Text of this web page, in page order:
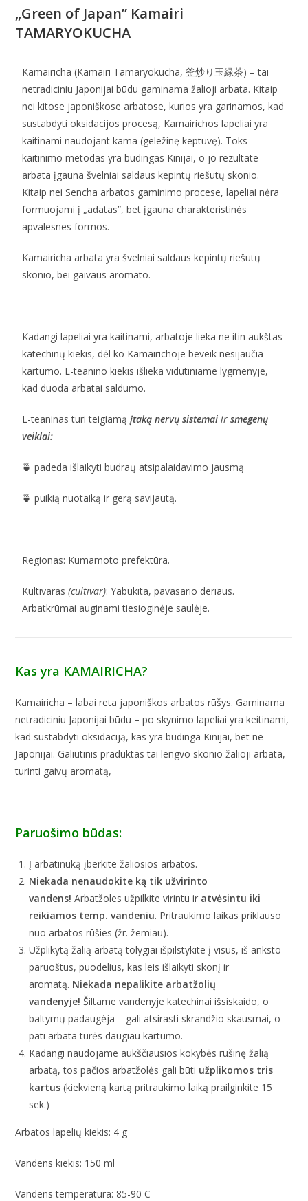
„Green of Japan” Kamairi
TAMARYOKUCHA
Kamairicha (Kamairi Tamaryokucha, 釜炒り玉緑茶) – tai
netradiciniu Japonijai būdu gaminama žalioji arbata. Kitaip
nei kitose japoniškose arbatose, kurios yra garinamos, kad
sustabdyti oksidacijos procesą, Kamairichos lapeliai yra
kaitinami naudojant kama (geležinę keptuvę). Toks
kaitinimo metodas yra būdingas Kinijai, o jo rezultate
arbata įgauna švelniai saldaus kepintų riešutų skonio.
Kitaip nei Sencha arbatos gaminimo procese, lapeliai nėra
formuojami į „adatas”, bet įgauna charakteristinės
apvalesnes formos.
Kamairicha arbata yra švelniai saldaus kepintų riešutų
skonio, bei gaivaus aromato.
Kadangi lapeliai yra kaitinami, arbatoje lieka ne itin aukštas
katechinų kiekis, dėl ko Kamairichoje beveik nesijaučia
kartumo. L-teanino kiekis išlieka vidutiniame lygmenyje,
kad duoda arbatai saldumo.
L-teaninas turi teigiamąįtaką nervų sistemai irsmegenų
veiklai:
🍵 padeda išlaikyti budraų atsipalaidavimo jausmą
🍵 puikią nuotaiką ir gerą savijautą.
Regionas: Kumamoto prefektūra.
Kultivaras(cultivar): Yabukita, pavasario deriaus.
Arbatkrūmai auginami tiesioginėje saulėje.
Kas yra KAMAIRICHA?
Kamairicha – labai reta japoniškos arbatos rūšys. Gaminama
netradiciniu Japonijai būdu – po skynimo lapeliai yra keitinami,
kad sustabdyti oksidaciją, kas yra būdinga Kinijai, bet ne
Japonijai. Galiutinis praduktas tai lengvo skonio žalioji arbata,
turinti gaivų aromatą,
Paruošimo būdas:
Į arbatinuką įberkite žaliosios arbatos.
Niekada nenaudokite ką tik užvirinto
vandens! Arbatžoles užpilkite virintu ir atvėsintu iki
reikiamos temp. vandeniu. Pritraukimo laikas priklauso
nuo arbatos rūšies (žr. žemiau).
Užplikytą žalią arbatą tolygiai išpilstykite į visus, iš anksto
paruoštus, puodelius, kas leis išlaikyti skonį ir
aromatą. Niekada nepalikite arbatžolių
vandenyje! Šiltame vandenyje katechinai išsiskaido, o
baltymų padaugėja – gali atsirasti skrandžio skausmai, o
pati arbata turės daugiau kartumo.
Kadangi naudojame aukščiausios kokybės rūšinę žalią
arbatą, tos pačios arbatžolės gali būti užplikomos tris
kartus (kiekvieną kartą pritraukimo laiką prailginkite 15
sek.)
Arbatos lapelių kiekis: 4 g
Vandens kiekis: 150 ml
Vandens temperatura: 85-90 C